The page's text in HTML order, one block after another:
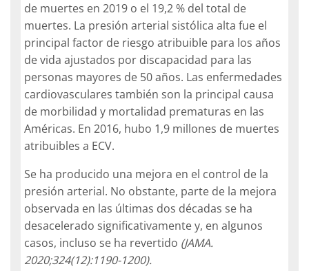
de muertes en 2019 o el 19,2 % del total de
muertes. La presión arterial sistólica alta fue el
principal factor de riesgo atribuible para los años
de vida ajustados por discapacidad para las
personas mayores de 50 años. Las enfermedades
cardiovasculares también son la principal causa
de morbilidad y mortalidad prematuras en las
Américas. En 2016, hubo 1,9 millones de muertes
atribuibles a ECV.
Se ha producido una mejora en el control de la
presión arterial. No obstante, parte de la mejora
observada en las últimas dos décadas se ha
desacelerado significativamente y, en algunos
casos, incluso se ha revertido (JAMA.
2020;324(12):1190-1200).